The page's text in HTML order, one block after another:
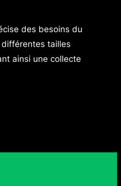
des besoins du
différentes tailles
ainsi une collecte